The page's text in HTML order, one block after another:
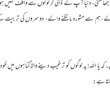
دنیا آپ کے ذاتی کرتوتوں سے واقف نہیں
والے، ہم سے مشورہ مانگنے والے، دوسروں
اللہ! یہ لوگوں کو ترغیب دینے والا گناہوں میں
ہے: